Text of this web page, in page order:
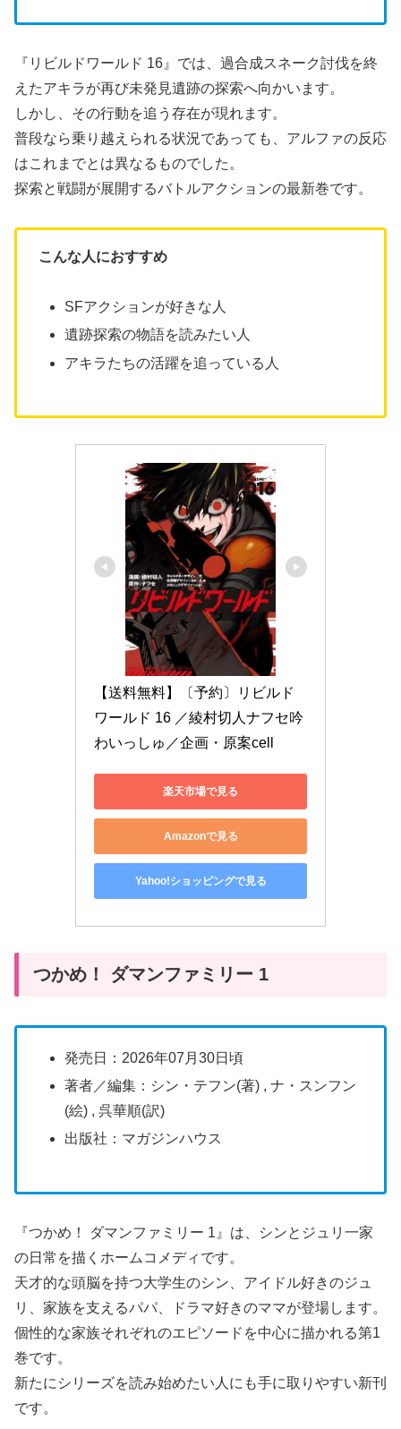
『リビルドワールド 16』では、過合成スネーク討伐を終
えたアキラが再び未発見遺跡の探索へ向かいます。
しかし、その行動を追う存在が現れます。
普段なら乗り越えられる状況であっても、アルファの反応
はこれまでとは異なるものでした。
探索と戦闘が展開するバトルアクションの最新巻です。
こんな人におすすめ
SFアクションが好きな人
遺跡探索の物語を読みたい人
アキラたちの活躍を追っている人
【送料無料】〔予約〕リビルド
ワールド 16 ／綾村切人ナフセ吟
わいっしゅ／企画・原案cell
楽天市場で見る
Amazonで見る
Yahoo!ショッピングで見る
つかめ！ ダマンファミリー 1
発売日：2026年07月30日頃
著者／編集：シン・テフン(著) , ナ・スンフン
(絵) , 呉華順(訳)
出版社：マガジンハウス
『つかめ！ ダマンファミリー 1』は、シンとジュリ一家
の日常を描くホームコメディです。
天才的な頭脳を持つ大学生のシン、アイドル好きのジュ
リ、家族を支えるパパ、ドラマ好きのママが登場します。
個性的な家族それぞれのエピソードを中心に描かれる第1
巻です。
新たにシリーズを読み始めたい人にも手に取りやすい新刊
です。